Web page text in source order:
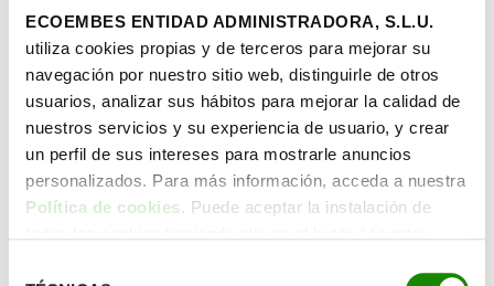
ECOEMBES ENTIDAD ADMINISTRADORA, S.L.U.
utiliza cookies propias y de terceros para mejorar su
navegación por nuestro sitio web, distinguirle de otros
usuarios, analizar sus hábitos para mejorar la calidad de
nuestros servicios y su experiencia de usuario, y crear
un perfil de sus intereses para mostrarle anuncios
personalizados. Para más información, acceda a nuestra
Política de cookies. Puede aceptar la instalación de
Trozos de pan
Poso de café y té, filtro incluido (teniendo
cuidado con las grapas)
Cáscaras de huevo
Residuos secos
Césped marchito
Hojas de otoño
Podas y restos leñosos
Envases de cartón y cajas de huevos